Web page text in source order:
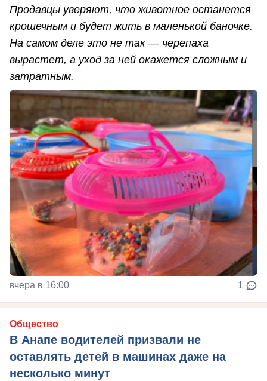
Продавцы уверяют, что животное останется
крошечным и будет жить в маленькой баночке.
На самом деле это не так — черепаха
вырастет, а уход за ней окажется сложным и
затратным.
вчера в 16:00 1
Общество
В Анапе водителей призвали не
оставлять детей в машинах даже на
несколько минут